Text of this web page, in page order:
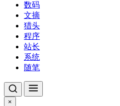
数码
文摘
猎头
程序
站长
系统
随笔
×